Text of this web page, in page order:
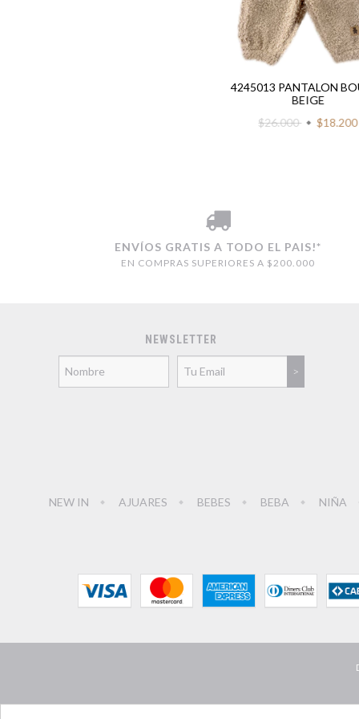
4245013 PANTALON
BEIGE
$26.000
$18.200
ENVÍOS GRATIS A TODO EL PAIS!*
EN COMPRAS SUPERIORES A $200.000
NEWSLETTER
NEW IN AJUARES BEBES BEBA NIÑA